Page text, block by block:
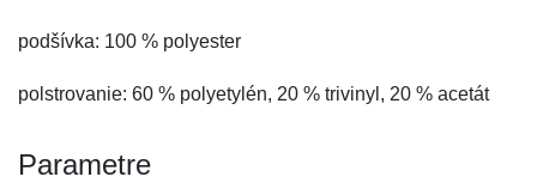
podšívka: 100 % polyester
polstrovanie: 60 % polyetylén, 20 % trivinyl, 20 % acetát
Parametre